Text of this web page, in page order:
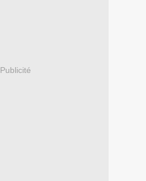
Publicité